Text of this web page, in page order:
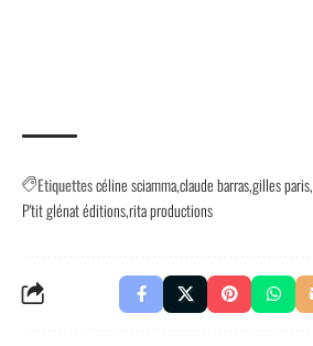
Etiquettescéline sciammaclaude barrasgilles paris
P'tit glénat éditionsrita productions